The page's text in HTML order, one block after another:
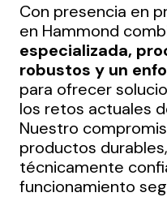
Con presencia en
en Hammond
especializada,
robustos y un
para ofrecer
los retos actuales
Nuestro
productos
técnicamente
funcionamiento